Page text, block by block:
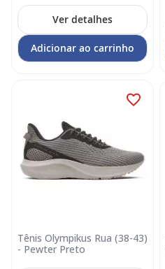
Ver detalhes
Adicionar ao carrinho
Tênis Olympikus Rua (38-43)
- Pewter Preto